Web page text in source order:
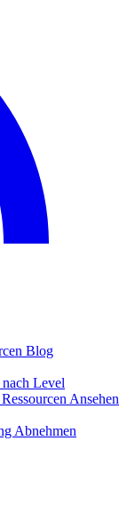
Blog
Level
Ansehen
Abnehmen